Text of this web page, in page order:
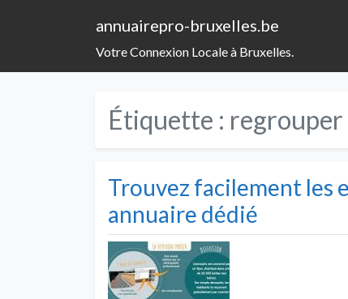
annuairepro-bruxelles.be
Votre Connexion Locale à Bruxelles.
Étiquette : regrouper
Trouvez facilement les
annuaire dédié